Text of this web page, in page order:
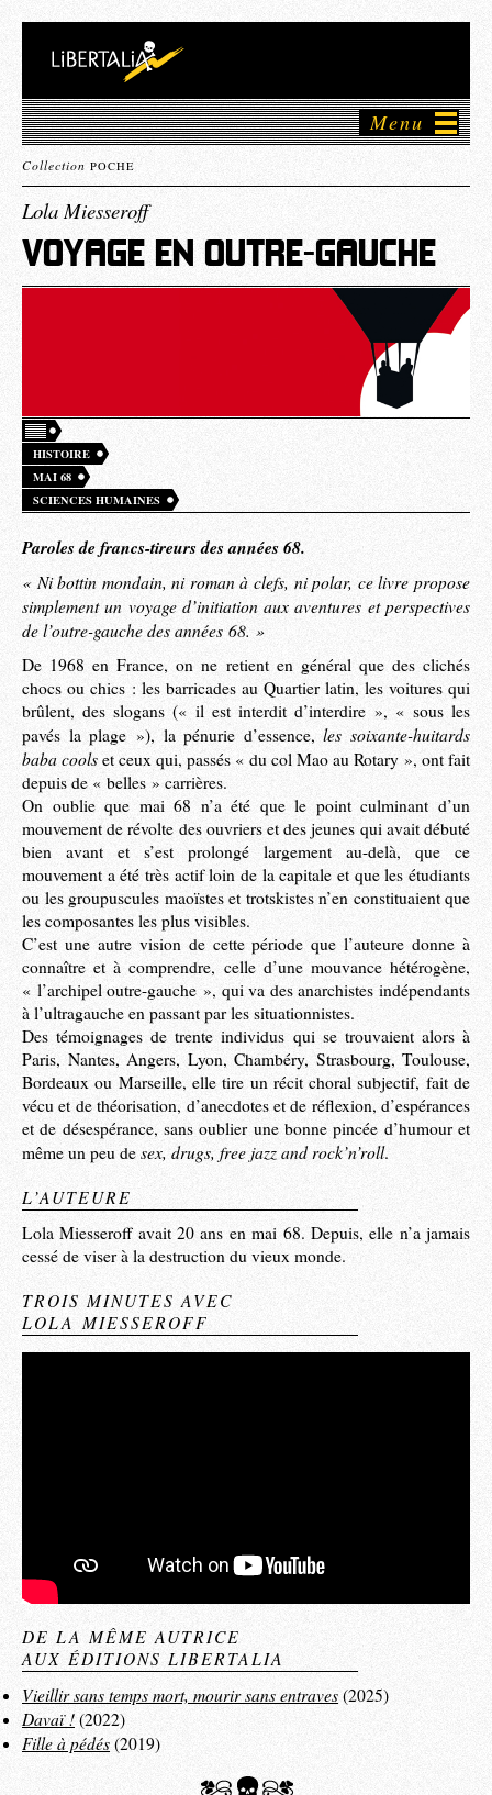
Menu
Collection POCHE
Lola Miesseroff
VOYAGE EN OUTRE-GAUCHE
HISTOIRE
MAI 68
SCIENCES HUMAINES
Paroles de francs-tireurs des années 68.
« Ni bottin mondain, ni roman à clefs, ni polar, ce livre propose
simplement un voyage d’initiation aux aventures et perspectives
de l’outre-gauche des années 68. »
De 1968 en France, on ne retient en général que des clichés
chocs ou chics : les barricades au Quartier latin, les voitures qui
brûlent, des slogans (« il est interdit d’interdire », « sous les
pavés la plage »), la pénurie d’essence,les soixante-huitards
baba cools et ceux qui, passés « du col Mao au Rotary », ont fait
depuis de « belles » carrières.
On oublie que mai 68 n’a été que le point culminant d’un
mouvement de révolte des ouvriers et des jeunes qui avait débuté
bien avant et s’est prolongé largement au-delà, que ce
mouvement a été très actif loin de la capitale et que les étudiants
ou les groupuscules maoïstes et trotskistes n’en constituaient que
les composantes les plus visibles.
C’est une autre vision de cette période que l’auteure donne à
connaître et à comprendre, celle d’une mouvance hétérogène,
« l’archipel outre-gauche », qui va des anarchistes indépendants
à l’ultragauche en passant par les situationnistes.
Des témoignages de trente individus qui se trouvaient alors à
Paris, Nantes, Angers, Lyon, Chambéry, Strasbourg, Toulouse,
Bordeaux ou Marseille, elle tire un récit choral subjectif, fait de
vécu et de théorisation, d’anecdotes et de réflexion, d’espérances
et de désespérance, sans oublier une bonne pincée d’humour et
même un peu de sex, drugs, free jazz and rock’n’roll.
L’AUTEURE
Lola Miesseroff avait 20 ans en mai 68. Depuis, elle n’a jamais
cessé de viser à la destruction du vieux monde.
TROIS MINUTES AVEC
LOLA MIESSEROFF
DE LA MÊME AUTRICE
AUX ÉDITIONS LIBERTALIA
Vieillir sans temps mort, mourir sans entraves (2025)
Davaï ! (2022)
Fille à pédés (2019)